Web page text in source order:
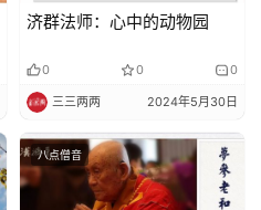
济群法师：心中的动物园
0 0 0
三三两两 2024年5月30日
八点僧音